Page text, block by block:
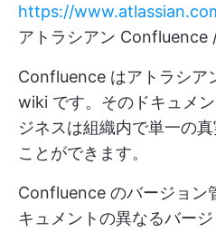
https://
アトラシアン Confluence
Confluence はアトラシア
wiki です。そのドキュメ
ジネスは組織内で単一の
ことができます。
Confluence のバージョン
キュメントの異なるバー